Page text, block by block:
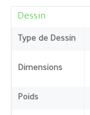
Dessin
Type de Dessin
Dimensions
Poids